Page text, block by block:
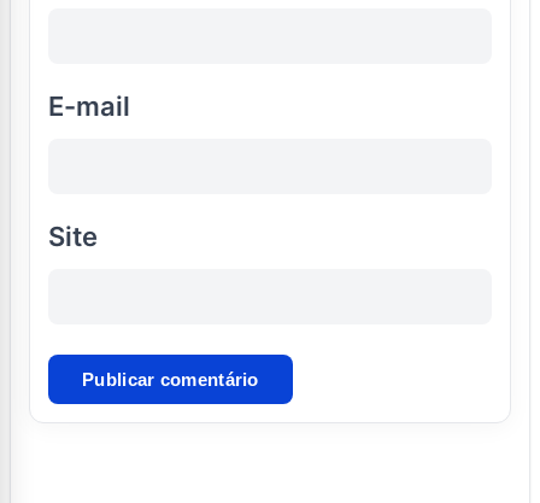
E-mail
Site